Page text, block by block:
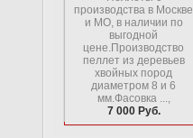
производства в Москве
и МО, в наличии по
выгодной
цене.Производство
пеллет из деревьев
хвойных пород
диаметром 8 и 6
мм.Фасовка ...,
7 000 Руб.